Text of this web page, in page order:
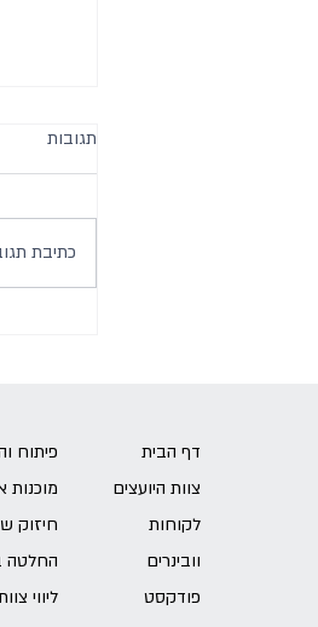
עשה לך
תגובות
כתיבת
דף הבית
צוות היועצים
לקוחות
וובינרים
פודקסט
פיתוח
מוכנות
חיזוק
החלטה
ליווי